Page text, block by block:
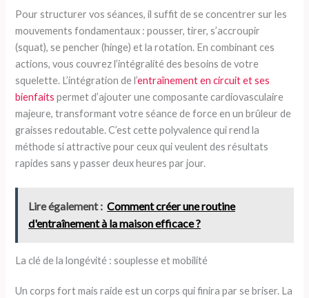
Pour structurer vos séances, il suffit de se concentrer sur les
mouvements fondamentaux : pousser, tirer, s’accroupir
(squat), se pencher (hinge) et la rotation. En combinant ces
actions, vous couvrez l’intégralité des besoins de votre
squelette. L’intégration de l’entraînement en circuit et ses
bienfaits permet d’ajouter une composante cardiovasculaire
majeure, transformant votre séance de force en un brûleur de
graisses redoutable. C’est cette polyvalence qui rend la
méthode si attractive pour ceux qui veulent des résultats
rapides sans y passer deux heures par jour.
Lire également : Comment créer une routine
d'entraînement à la maison efficace ?
La clé de la longévité : souplesse et mobilité
Un corps fort mais raide est un corps qui finira par se briser. La